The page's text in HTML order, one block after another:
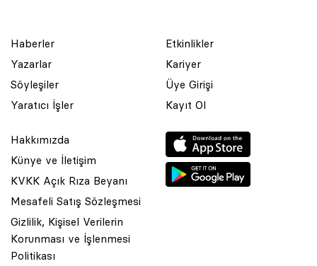
Haberler
Yazarlar
Söyleşiler
Yaratıcı İşler
Etkinlikler
Kariyer
Üye Girişi
Kayıt Ol
Hakkımızda
Künye ve İletişim
KVKK Açık Rıza Beyanı
Mesafeli Satış Sözleşmesi
Gizlilik, Kişisel Verilerin
Korunması ve İşlenmesi
Politikası
© 2001 Rota Yayın Yapım Tanıtım Tic. Ltd. Şti. Bu Sitede Bulunan